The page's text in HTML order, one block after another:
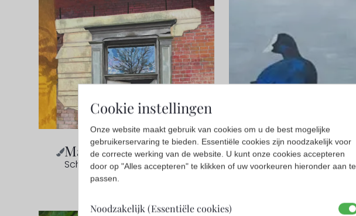
Maaike Nijlunsing
Schilderen
Janine van
Zeeland
Cookie instellingen
Onze website maakt gebruik van cookies om u de best mogelijke
gebruikerservaring te bieden. Essentiële cookies zijn noodzakelijk voor
de correcte werking van de website. U kunt onze cookies accepteren
door op "Alles accepteren" te klikken of uw voorkeuren hieronder aan te
passen.
Noodzakelijk (Essentiële cookies)